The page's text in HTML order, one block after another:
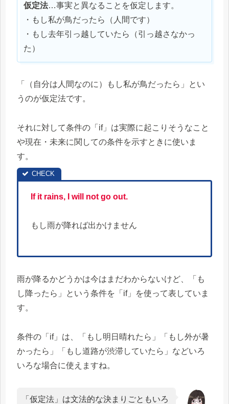
仮定法…事実と異なることを仮定します。
・もし私が鳥だったら（人間です）
・もし去年引っ越していたら（引っ越さなかっ
た）
「（自分は人間なのに）もし私が鳥だったら」とい
うのが仮定法です。
それに対して条件の「if」は実際に起こりそうなこと
や現在・未来に関しての条件を示すときに使いま
す。
If it rains, I will not go out.
もし雨が降れば出かけません
雨が降るかどうかは今はまだわからないけど、「も
し降ったら」という条件を「if」を使って表していま
す。
条件の「if」は、「もし明日晴れたら」「もし外が暑
かったら」「もし道路が渋滞していたら」などいろ
いろな場合に使えますね。
「仮定法」は文法的な決まりごともいろ